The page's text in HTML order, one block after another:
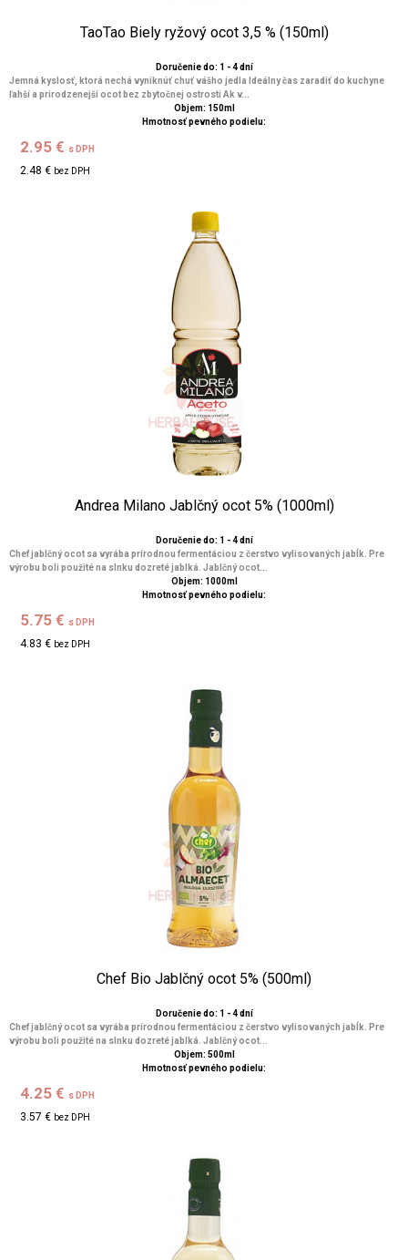
TaoTao Biely ryžový ocot 3,5 % (150ml)
Doručenie do: 1 - 4 dní
Jemná kyslosť, ktorá nechá vyniknúť chuť vášho jedla Ideálny čas zaradiť do kuchyne
ľahší a prirodzenejší ocot bez zbytočnej ostrosti Ak v...
Objem: 150ml
Hmotnosť pevného podielu:
2.95 € s DPH
2.48 € bez DPH
Andrea Milano Jablčný ocot 5% (1000ml)
Doručenie do: 1 - 4 dní
Chef jablčný ocot sa vyrába prírodnou fermentáciou z čerstvo vylisovaných jabĺk. Pre
výrobu boli použité na slnku dozreté jablká. Jablčný ocot...
Objem: 1000ml
Hmotnosť pevného podielu:
5.75 € s DPH
4.83 € bez DPH
Chef Bio Jablčný ocot 5% (500ml)
Doručenie do: 1 - 4 dní
Chef jablčný ocot sa vyrába prírodnou fermentáciou z čerstvo vylisovaných jabĺk. Pre
výrobu boli použité na slnku dozreté jablká. Jablčný ocot...
Objem: 500ml
Hmotnosť pevného podielu:
4.25 € s DPH
3.57 € bez DPH